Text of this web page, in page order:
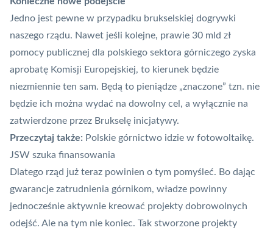
Jedno jest pewne w przypadku brukselskiej dogrywki
naszego rządu. Nawet jeśli kolejne, prawie 30 mld zł
pomocy publicznej dla polskiego sektora górniczego zyska
aprobatę Komisji Europejskiej, to kierunek będzie
niezmiennie ten sam. Będą to pieniądze „znaczone” tzn. nie
będzie ich można wydać na dowolny cel, a wyłącznie na
zatwierdzone przez Brukselę inicjatywy.
Przeczytaj także: Polskie górnictwo idzie w fotowoltaikę.
JSW szuka finansowania
Dlatego rząd już teraz powinien o tym pomyśleć. Bo dając
gwarancje zatrudnienia górnikom, władze powinny
jednocześnie aktywnie kreować projekty dobrowolnych
odejść. Ale na tym nie koniec. Tak stworzone projekty